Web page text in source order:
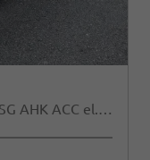
1.5 eTSI 110 kW R-Line 1.5eTSI DSG AHK ACC el. Hk 18 Zoll